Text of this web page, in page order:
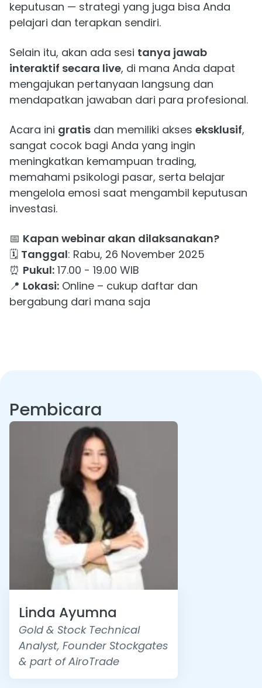
keputusan — strategi yang juga bisa Anda
pelajari dan terapkan sendiri.
Selain itu, akan ada sesi tanya jawab
interaktif secara live, di mana Anda dapat
mengajukan pertanyaan langsung dan
mendapatkan jawaban dari para profesional.
Acara ini gratis dan memiliki akses eksklusif,
sangat cocok bagi Anda yang ingin
meningkatkan kemampuan trading,
memahami psikologi pasar, serta belajar
mengelola emosi saat mengambil keputusan
investasi.
📅 Kapan webinar akan dilaksanakan?
🗓️ Tanggal: Rabu, 26 November 2025
⏰ Pukul: 17.00 - 19.00 WIB
📍 Lokasi: Online – cukup daftar dan
bergabung dari mana saja
Pembicara
Linda Ayumna
Gold & Stock Technical
Analyst, Founder Stockgates
& part of AiroTrade